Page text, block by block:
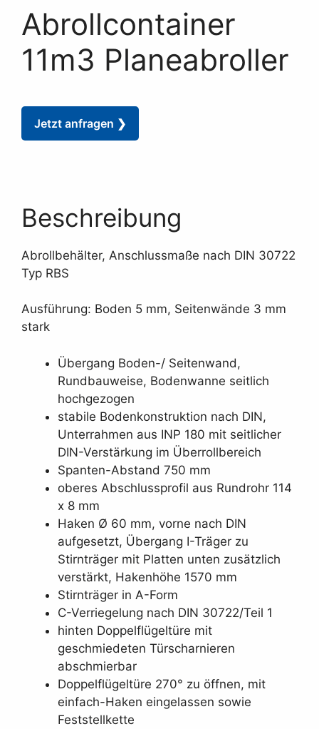
Abrollcontainer
11m3 Planeabroller
Jetzt anfragen ❯
Beschreibung
Abrollbehälter, Anschlussmaße nach DIN 30722
Typ RBS
Ausführung: Boden 5 mm, Seitenwände 3 mm
stark
Übergang Boden-/ Seitenwand,
Rundbauweise, Bodenwanne seitlich
hochgezogen
stabile Bodenkonstruktion nach DIN,
Unterrahmen aus INP 180 mit seitlicher
DIN-Verstärkung im Überrollbereich
Spanten-Abstand 750 mm
oberes Abschlussprofil aus Rundrohr 114
x 8 mm
Haken Ø 60 mm, vorne nach DIN
aufgesetzt, Übergang I-Träger zu
Stirnträger mit Platten unten zusätzlich
verstärkt, Hakenhöhe 1570 mm
Stirnträger in A-Form
C-Verriegelung nach DIN 30722/Teil 1
hinten Doppelflügeltüre mit
geschmiedeten Türscharnieren
abschmierbar
Doppelflügeltüre 270° zu öffnen, mit
einfach-Haken eingelassen sowie
Feststellkette